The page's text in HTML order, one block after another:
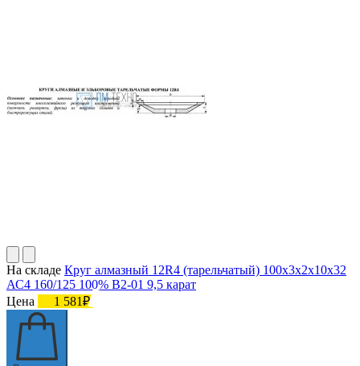
На складе Круг алмазный 12R4 (тарельчатый) 100х3х2х10х32
АС4 160/125 100% В2-01 9,5 карат
Цена
1 581₽